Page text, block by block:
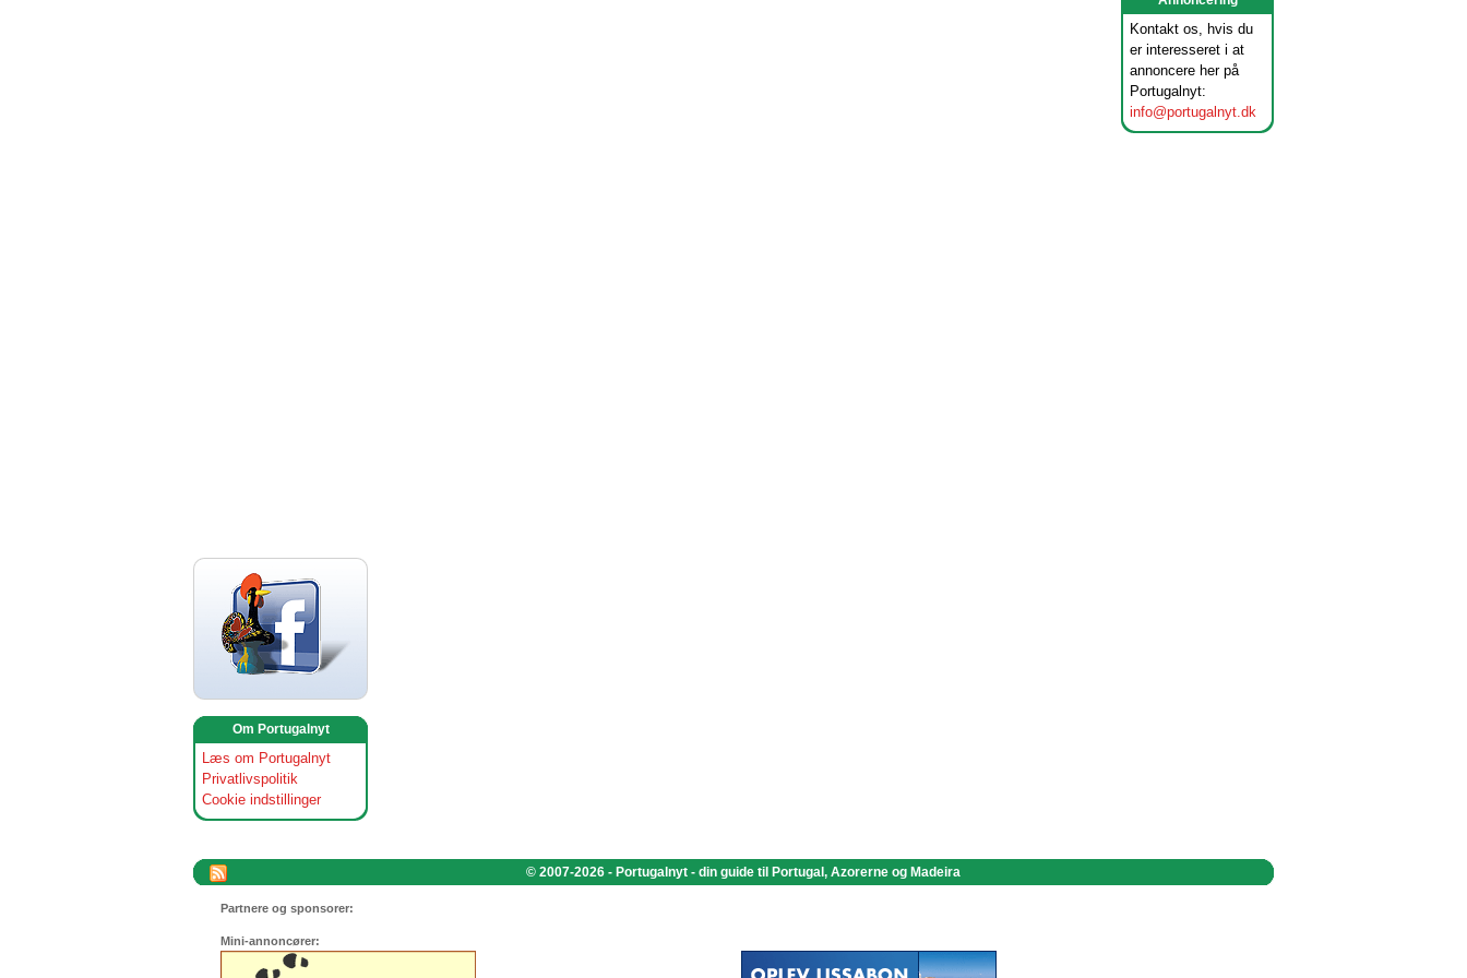
Kontakt os, hvis du
er interesseret i at
annoncere her på
Portugalnyt:
info@portugalnyt.dk
Om Portugalnyt
Læs om Portugalnyt
Privatlivspolitik
Cookie indstillinger
© 2007-2026 - Portugalnyt - din guide til Portugal, Azorerne og Madeira
Partnere og sponsorer:
Mini-annoncører: